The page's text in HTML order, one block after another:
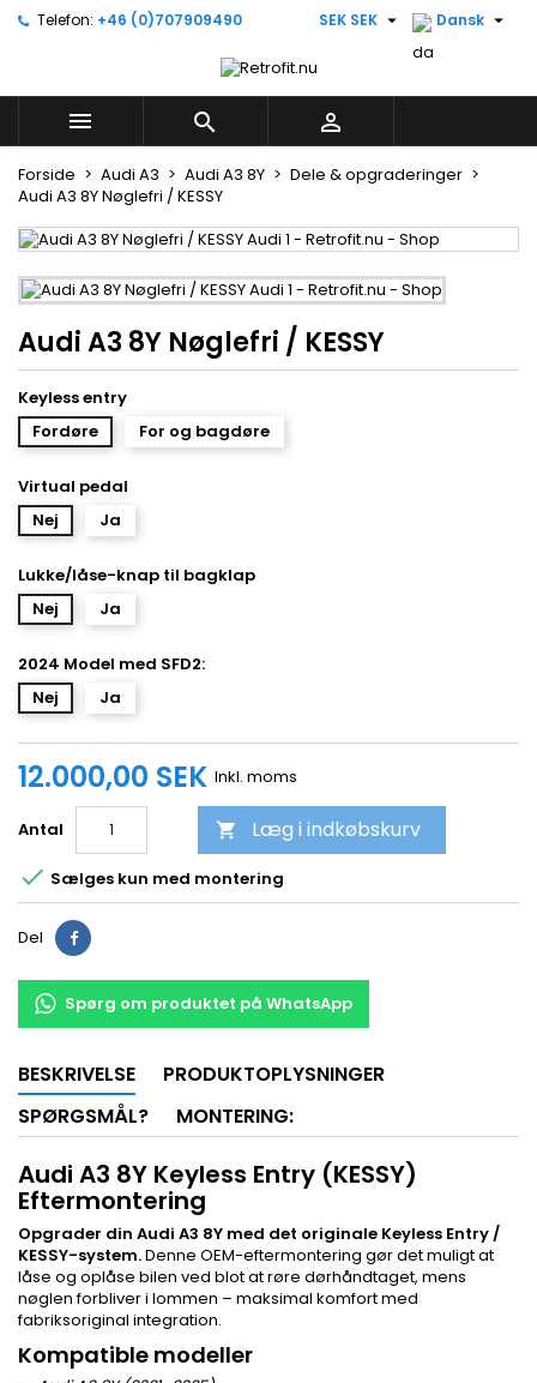
Telefon: +46 (0)707909490 Dansk 
SEK SEK 
  
Forside Audi A3 Audi A3 8Y
Dele & opgraderinger
Audi A3 8Y Nøglefri / KESSY
Audi A3 8Y Nøglefri / KESSY
Keyless entry
Fordøre
For og bagdøre
Virtual pedal
Nej
Ja
Lukke/låse-knap til bagklap
Nej
Ja
2024 Model med SFD2:
Nej
Ja
12.000,00 SEK Inkl. moms
Antal  Læg i indkøbskurv
 Sælges kun med montering
Del
Spørg om produktet på WhatsApp
BESKRIVELSE
PRODUKTOPLYSNINGER
SPØRGSMÅL?
MONTERING:
Audi A3 8Y Keyless Entry (KESSY)
Eftermontering
Opgrader din Audi A3 8Y med det originale Keyless Entry /
KESSY-system.Denne OEM-eftermontering gør det muligt at
låse og oplåse bilen ved blot at røre dørhåndtaget, mens
nøglen forbliver i lommen – maksimal komfort med
fabriksoriginal integration.
Kompatible modeller
×
add_circle_outlineCreate new list
×
((label))
((cancelText)) ((createText))
×
Du skal være logget på for at gemme produkter på
din ønskeliste.
((cancelText))